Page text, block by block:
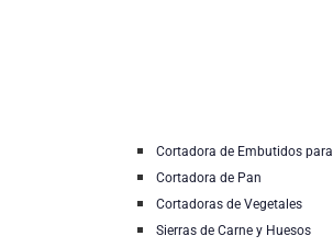
Cortadora de Embutidos
Cortadora de Pan
Cortadoras de Vegetales
Sierras de Carne y Huesos